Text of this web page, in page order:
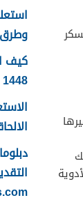
كيف
1448